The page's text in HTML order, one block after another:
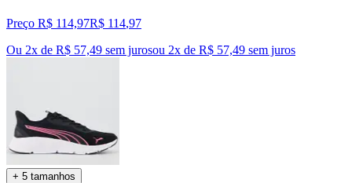
Preço R$ 114,97R$ 114,97
Ou 2x de R$ 57,49 sem jurosou 2x de R$ 57,49 sem juros
+ 5 tamanhos